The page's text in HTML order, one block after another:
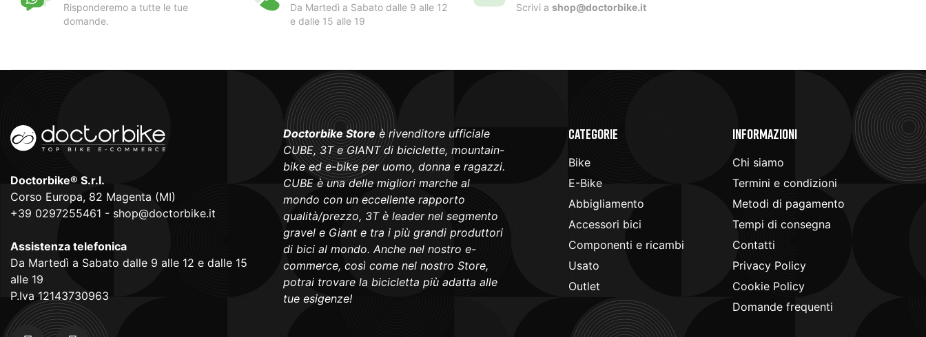
Risponderemo a tutte le tue
domande.
Da Martedì a Sabato dalle 9 alle 12
e dalle 15 alle 19
Scrivi ashop@doctorbike.it
Doctorbike® S.r.l.
Corso Europa, 82 Magenta (MI)
+39 0297255461 - shop@doctorbike.it
Assistenza telefonica
Da Martedì a Sabato dalle 9 alle 12 e dalle 15
alle 19
P.Iva 12143730963
Doctorbike Storeè rivenditore ufficiale
CUBE, 3T e GIANT di biciclette, mountain-
bike ed e-bike per uomo, donna e ragazzi.
CUBE è una delle migliori marche al
mondo con un eccellente rapporto
qualità/prezzo, 3T è leader nel segmento
gravel e Giant e tra i più grandi produttori
di bici al mondo. Anche nel nostro e-
commerce, così come nel nostro Store,
potrai trovare la bicicletta più adatta alle
tue esigenze!
Categorie
Bike
E-Bike
Abbigliamento
Accessori bici
Componenti e ricambi
Usato
Outlet
Informazioni
Chi siamo
Termini e condizioni
Metodi di pagamento
Tempi di consegna
Contatti
Privacy Policy
Cookie Policy
Domande frequenti